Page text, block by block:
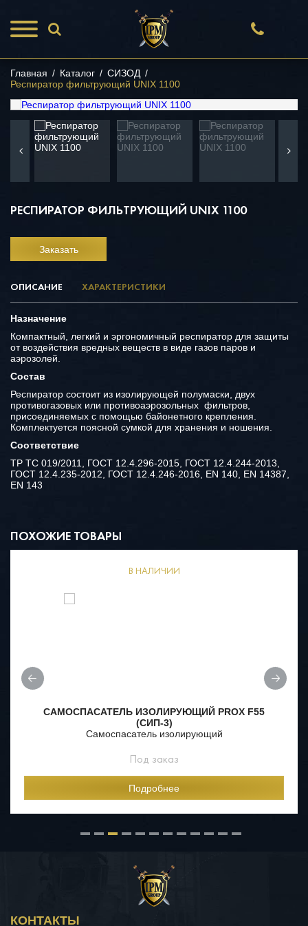
Главная / Каталог / СИЗОД /
Респиратор фильтрующий UNIX 1100
РЕСПИРАТОР ФИЛЬТРУЮЩИЙ UNIX 1100
Заказать
ОПИСАНИЕ ХАРАКТЕРИСТИКИ
Назначение
Компактный, легкий и эргономичный респиратор для защиты
от воздействия вредных веществ в виде газов паров и
аэрозолей.
Состав
Респиратор состоит из изолирующей полумаски, двух
противогазовых или противоаэрозольных фильтров,
присоединяемых с помощью байонетного крепления.
Комплектуется поясной сумкой для хранения и ношения.
Соответствие
ТР ТС 019/2011, ГОСТ 12.4.296-2015, ГОСТ 12.4.244-2013,
ГОСТ 12.4.235-2012, ГОСТ 12.4.246-2016, EN 140, EN 14387,
EN 143
ПОХОЖИЕ ТОВАРЫ
В НАЛИЧИИ
ИЗОЛИРУЮЩИЙ PROX F55
Самоспасатель изолирующий
Под заказ
Подробнее
КОНТАКТЫ